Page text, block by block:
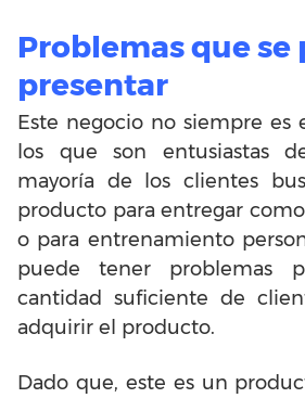
Problemas que se
presentar
Este negocio no siempre es
los que son entusiastas
mayoría de los clientes
producto para entregar
o para entrenamiento
puede tener problemas
cantidad suficiente de
adquirir el producto.
Dado que, este es un